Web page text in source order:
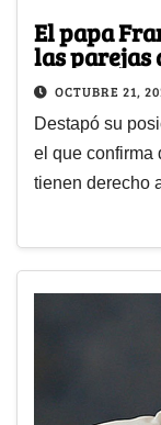
El papa
las parejas
OCTUBRE 21,
Destapó su
el que confirma
tienen derecho